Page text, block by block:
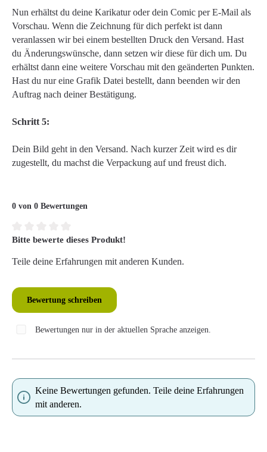
Nun erhältst du deine Karikatur oder dein Comic per E-Mail als
Vorschau. Wenn die Zeichnung für dich perfekt ist dann
veranlassen wir bei einem bestellten Druck den Versand. Hast
du Änderungswünsche, dann setzen wir diese für dich um. Du
erhältst dann eine weitere Vorschau mit den geänderten Punkten.
Hast du nur eine Grafik Datei bestellt, dann beenden wir den
Auftrag nach deiner Bestätigung.
Schritt 5:
Dein Bild geht in den Versand. Nach kurzer Zeit wird es dir
zugestellt, du machst die Verpackung auf und freust dich.
0 von 0 Bewertungen
Durchschnittliche Bewertung von 0 von 5 Sternen
Bitte bewerte dieses Produkt!
Teile deine Erfahrungen mit anderen Kunden.
Bewertung schreiben
Bewertungen nur in der aktuellen Sprache anzeigen.
Keine Bewertungen gefunden. Teile deine Erfahrungen
mit anderen.